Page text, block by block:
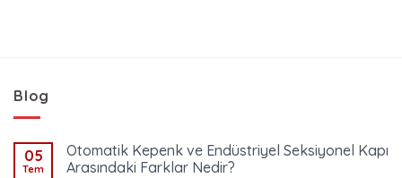
Blog
05
Tem
Otomatik Kepenk ve Endüstriyel Seksiyonel Kapı
Arasındaki Farklar Nedir?